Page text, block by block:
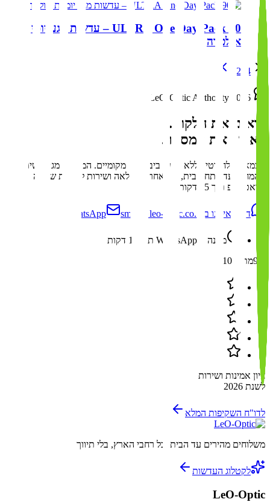
ULTRA One Day Pack 90 – עדשות מגע יומיות
אולטרה
2 4
LeO-Optic Authority 2026
רואים את הלקוח.
לא רק את המספר.
עצמאיים לחלוטין, ללא תלות ביבואנים מקומיים. המשלוח מגיע ישירות
מהמחסן עד פתח הבית, עם אחריות מלאה ושירות לקוחות שעונה
בוואטסאפ תוך 15 דקות.
דברו איתנו ב-WhatsApp smile@leo-optic.co.il
מענה ב-WhatsApp תוך 15 דקות
9.9מתוך 10
ציון אמינות ושירות
לשנת 2026
לדו"ח השקיפות המלא
משלוחים מהירים עד הבית לכל רחבי הארץ, בלי תיווך
לקטלוג העדשות
LeO-Optic